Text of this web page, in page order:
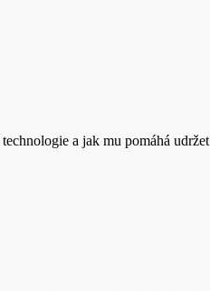
a jak mu pomáhá